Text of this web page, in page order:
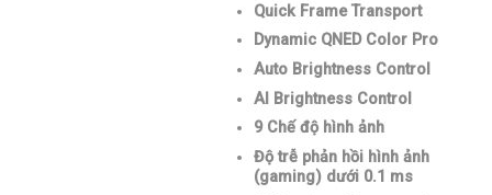
Quick Frame Transport
Dynamic QNED Color Pro
Auto Brightness Control
AI Brightness Control
9 Chế độ hình ảnh
Độ trễ phản hồi hình ảnh
(gaming) dưới 0.1 ms